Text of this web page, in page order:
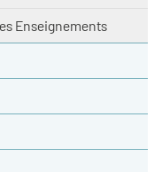
Enseignements